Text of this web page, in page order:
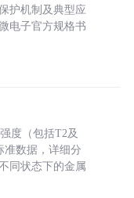
护机制及典型应
电子官方规格书
度（包括T2及
准数据，详细分
同状态下的金属